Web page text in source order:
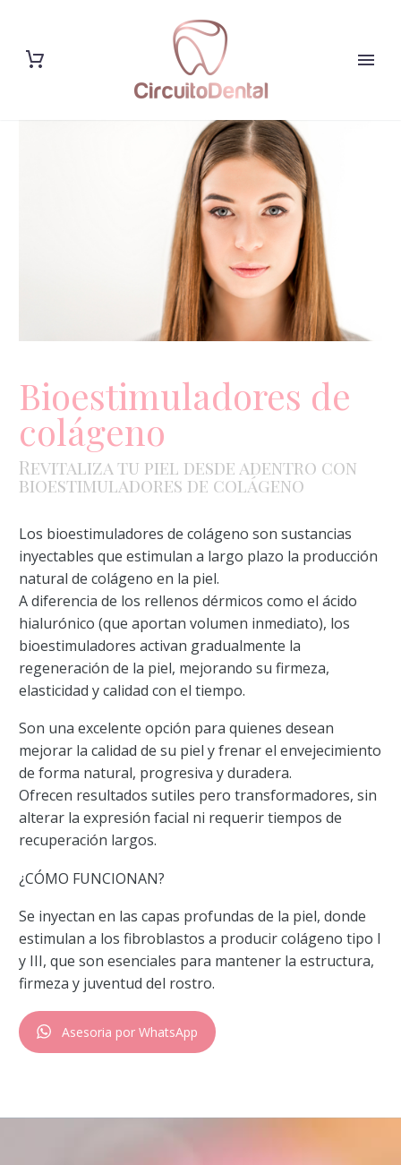
Bioestimuladores de
colágeno
Revitaliza tu piel desde adentro con
bioestimuladores de colágeno
Los bioestimuladores de colágeno son sustancias
inyectables que estimulan a largo plazo la producción
natural de colágeno en la piel.
A diferencia de los rellenos dérmicos como el ácido
hialurónico (que aportan volumen inmediato), los
bioestimuladores activan gradualmente la
regeneración de la piel, mejorando su firmeza,
elasticidad y calidad con el tiempo.
Son una excelente opción para quienes desean
mejorar la calidad de su piel y frenar el envejecimiento
de forma natural, progresiva y duradera.
Ofrecen resultados sutiles pero transformadores, sin
alterar la expresión facial ni requerir tiempos de
recuperación largos.
¿CÓMO FUNCIONAN?
Se inyectan en las capas profundas de la piel, donde
estimulan a los fibroblastos a producir colágeno tipo I
y III, que son esenciales para mantener la estructura,
firmeza y juventud del rostro.
Asesoria por WhatsApp